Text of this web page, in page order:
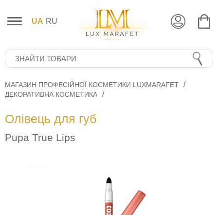
UA RU
МАГАЗИН ПРОФЕСІЙНОЇ КОСМЕТИКИ LUXMARAFET
ДЕКОРАТИВНА КОСМЕТИКА
Олівець для губ
Pupa True Lips